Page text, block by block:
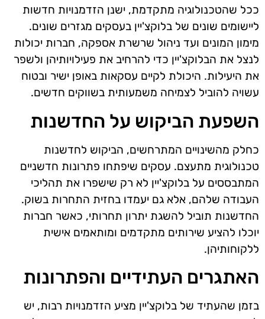
ככל שהטכנולוגיה מתקדמת, ישנן הזדמנויות חדשות
ליישומים שונים של בלוקצ'יין בעסקים מגזרים שונים.
מימון המונים ועד ניהול שרשרת אספקה, חברות יכולות
לנצל את הבלוקצ'יין כדי להרחיב את פעילויותיהן ולשפר
את היעילות. היכולת לקיים עסקאות באופן ישיר ובטוח
עשויה להוביל לצמיחה משמעותית בשווקים חדשים.
השפעת הביקוש על החדשנות
כחלק מהשינויים המתרחשים, הביקוש לחדשנות
טכנולוגית מתעצם. עסקים שיפתחו פתרונות חדשניים
המתבססים על בלוקצ'יין לא רק שישפרו את תהליכי
העבודה שלהם, אלא גם יעמדו בחזית התחרות בשוק.
החדשנות תוביל להשגת יתרון תחרותי, כאשר חברות
יוכלו להציע שירותים מתקדמים ומותאמים אישית
ללקוחותיהן.
האתגרים העתידיים והפתרונות
בזמן שהעתיד של בלוקצ'יין מציע הזדמנויות רבות, יש